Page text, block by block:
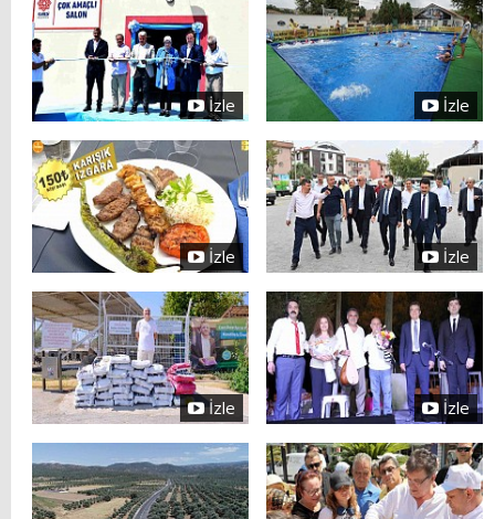
İzle İzle
İzle İzle
İzle İzle